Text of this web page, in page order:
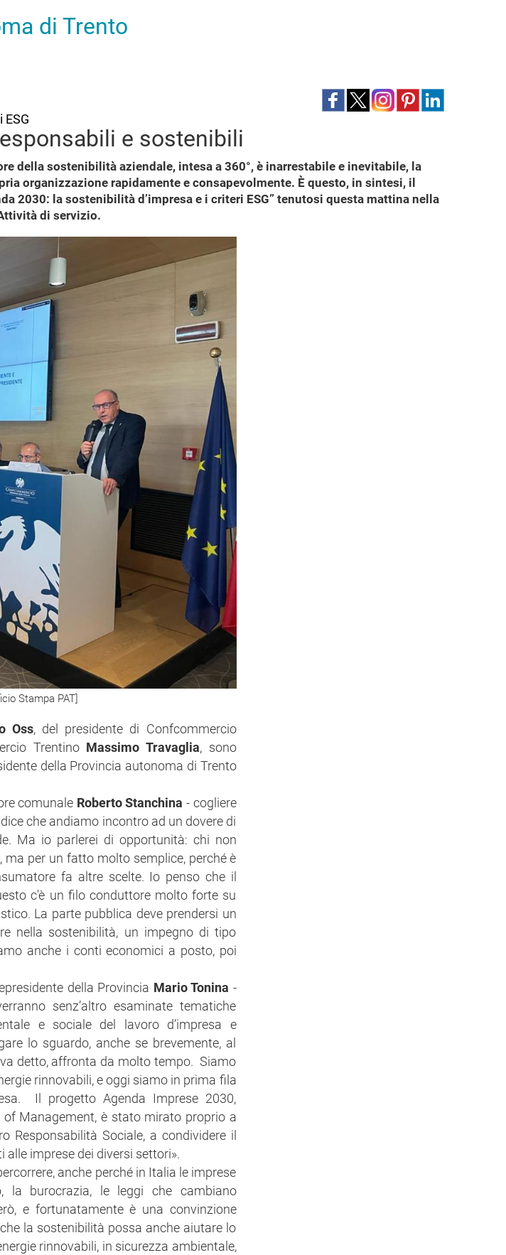
di Trento
e sostenibili
della sostenibilità aziendale, intesa a 360°, è inarrestabile e inevitabile, la
organizzazione rapidamente e consapevolmente. È questo, in sintesi, il
2030: la sostenibilità d’impresa e i criteri ESG” tenutosi questa mattina nella
di servizio.
Stampa PAT]
Oss, del presidente di Confcommercio
Trentino Massimo Travaglia, sono
della Provincia autonoma di Trento
comunale Roberto Stanchina - cogliere
che andiamo incontro ad un dovere di
Ma io parlerei di opportunità: chi non
per un fatto molto semplice, perché è
fa altre scelte. Io penso che il
c'è un filo conduttore molto forte su
La parte pubblica deve prendersi un
nella sostenibilità, un impegno di tipo
anche i conti economici a posto, poi
della Provincia Mario Tonina -
senz’altro esaminate tematiche
e sociale del lavoro d’impresa e
lo sguardo, anche se brevemente, al
detto, affronta da molto tempo. Siamo
rinnovabili, e oggi siamo in prima fila
Il progetto Agenda Imprese 2030,
Management, è stato mirato proprio a
Responsabilità Sociale, a condividere il
imprese dei diversi settori».
anche perché in Italia le imprese
burocrazia, le leggi che cambiano
e fortunatamente è una convinzione
la sostenibilità possa anche aiutare lo
rinnovabili, in sicurezza ambientale,